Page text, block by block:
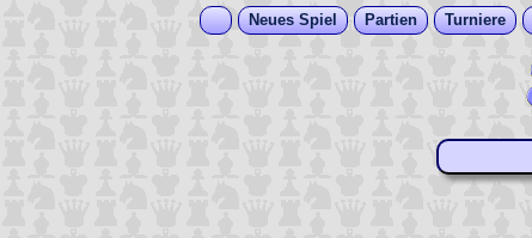
Neues Spiel Partien Turniere